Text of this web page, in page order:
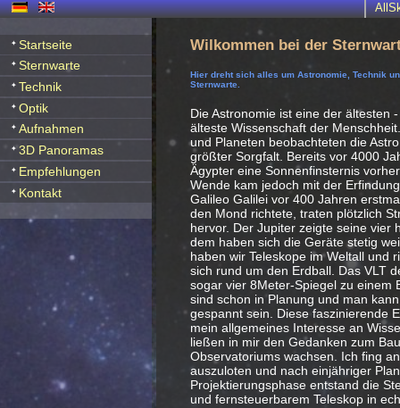
Startseite
Sternwarte
Technik
Optik
Aufnahmen
3D Panoramas
Empfehlungen
Kontakt
Wilkommen bei der
Hier dreht sich alles um Astronomie, Technik
Sternwarte.
Die Astronomie ist eine der ältesten
älteste Wissenschaft der
und Planeten beobachteten die
größter Sorgfalt. Bereits vor 4000
Ägypter eine Sonnenfinsternis
Wende kam jedoch mit der
Galileo Galilei vor 400 Jahren
den Mond richtete, traten plötzlich
hervor. Der Jupiter zeigte seine vier
dem haben sich die Geräte stetig
haben wir Teleskope im Weltall und
sich rund um den Erdball. Das VLT
sogar vier 8Meter-Spiegel zu einem
sind schon in Planung und man
gespannt sein. Diese faszinierende
mein allgemeines Interesse an
ließen in mir den Gedanken zum
Observatoriums wachsen. Ich fing
auszuloten und nach einjähriger
Projektierungsphase entstand die
und fernsteuerbarem Teleskop in